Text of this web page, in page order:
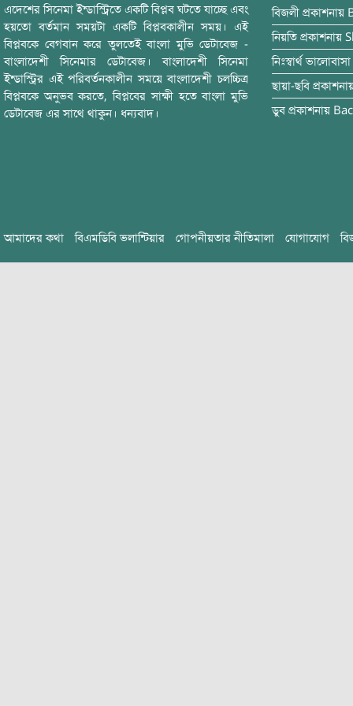
এদেশের সিনেমা ইন্ডাস্ট্রিতে একটি বিপ্লব ঘটতে যাচ্ছে এবং
হয়তো বর্তমান সময়টা একটি বিপ্লবকালীন সময়। এই
বিপ্লবকে বেগবান করে তুলতেই বাংলা মুভি ডেটাবেজ -
বাংলাদেশী সিনেমার ডেটাবেজ। বাংলাদেশী সিনেমা
ইন্ডাস্ট্রির এই পরিবর্তনকালীন সময়ে বাংলাদেশী চলচ্চিত্র
বিপ্লবকে অনুভব করতে, বিপ্লবের সাক্ষী হতে বাংলা মুভি
ডেটাবেজ এর সাথে থাকুন। ধন্যবাদ।
বিজলী প্রকাশনায়
নিয়তি প্রকাশনায়
নিঃস্বার্থ ভালোবাসা
ছায়া-ছবি
ডুব প্রকাশনায়
আমাদের কথা বিএমডিবি ভলান্টিয়ার গোপনীয়তার নীতিমালা যোগাযোগ